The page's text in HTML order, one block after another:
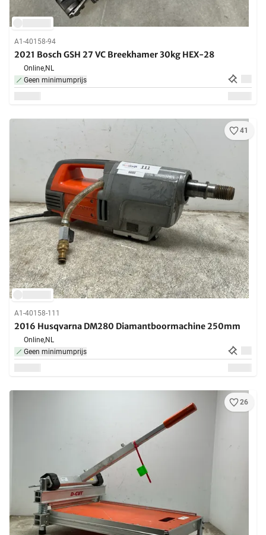
A1-40158-94
2021 Bosch GSH 27 VC Breekhamer 30kg HEX-28
Online,NL
Geen minimumprijs
41
A1-40158-111
2016 Husqvarna DM280 Diamantboormachine 250mm
Online,NL
Geen minimumprijs
26